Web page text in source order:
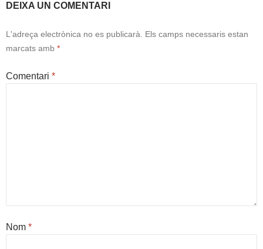
DEIXA UN COMENTARI
L'adreça electrònica no es publicarà.
Els camps necessaris estan
marcats amb *
Comentari *
Nom *